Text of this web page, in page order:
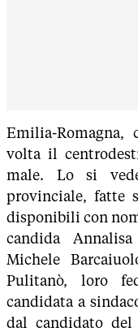
Emilia-Romagna,
volta il
male. Lo si
provinciale, fatte
disponibili con
candida
Michele
Pulitanò, loro
candidata a
dal candidato